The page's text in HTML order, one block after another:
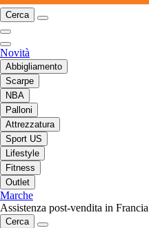
Cerca
Novità
Abbigliamento
Scarpe
NBA
Palloni
Attrezzatura
Sport US
Lifestyle
Fitness
Outlet
Marche
Assistenza post-vendita in Francia
Cerca